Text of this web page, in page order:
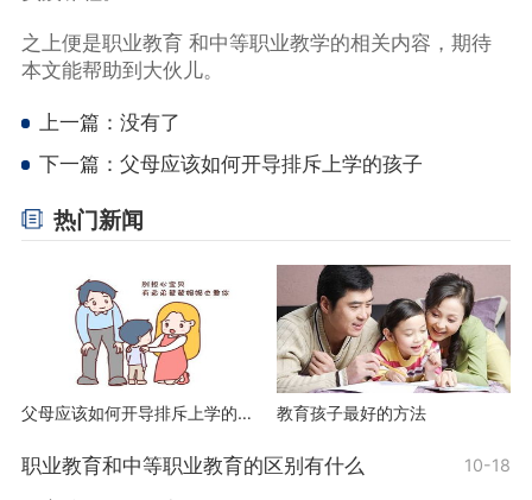
之上便是职业教育 和中等职业教学的相关内容，期待
本文能帮助到大伙儿。
上一篇：没有了
下一篇： 父母应该如何开导排斥上学的孩子
热门新闻
父母应该如何开导排斥上学的孩子 教育孩子最好的方法
职业教育和中等职业教育的区别有什么 10-18